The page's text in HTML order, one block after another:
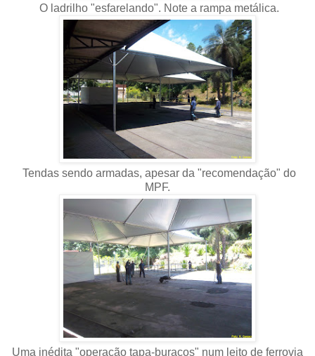
O ladrilho "esfarelando". Note a rampa metálica.
Tendas sendo armadas, apesar da "recomendação" do
MPF.
Uma inédita "operação tapa-buracos" num leito de ferrovia